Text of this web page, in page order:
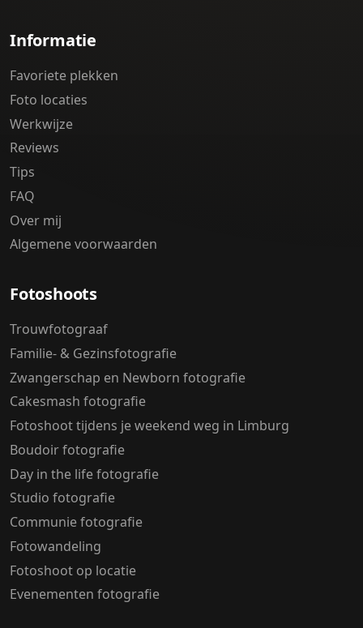
Informatie
Favoriete plekken
Foto locaties
Werkwijze
Reviews
Tips
FAQ
Over mij
Algemene voorwaarden
Fotoshoots
Trouwfotograaf
Familie- & Gezinsfotografie
Zwangerschap en Newborn fotografie
Cakesmash fotografie
Fotoshoot tijdens je weekend weg in Limburg
Boudoir fotografie
Day in the life fotografie
Studio fotografie
Communie fotografie
Fotowandeling
Fotoshoot op locatie
Evenementen fotografie